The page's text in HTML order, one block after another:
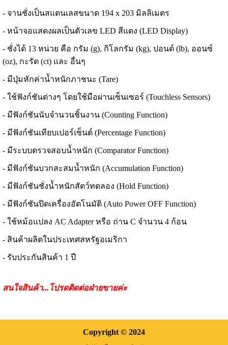
- จานชั่งเป็นสแตนเลสขนาด 194 x 203 มิลลิเมตร
- หน้าจอแสดงผลเป็นตัวเลข LED สีแดง (LED Display)
- ชั่งได้ 13 หน่วย คือ กรัม (g), กิโลกรัม (kg), ปอนด์ (lb), ออนซ์
(oz), กะรัต (ct) และ อื่นๆ
- มีปุ่มหักค่าน้ำหนักภาชนะ (Tare)
- ใช้ฟังก์ชันต่างๆ โดยใช้มือผ่านเซ็นเซอร์ (Touchless Sensors)
- มีฟังก์ชันนับจำนวนชิ้นงาน (Counting Function)
- มีฟังก์ชันเทียบเปอร์เซ็นต์ (Percentage Function)
- มีระบบตรวจสอบน้ำหนัก (Comparator Function)
- มีฟังก์ชันบวกสะสมน้ำหนัก (Accumulation Function)
- มีฟังก์ชันชั่งน้ำหนักสัตว์ทดลอง (Hold Function)
- มีฟังก์ชันปิดเครื่องอัตโนมัติ (Auto Power OFF Function)
- ใช้หม้อแปลง AC Adapter หรือ ถ่าน C จำนวน 4 ก้อน
- สินค้าผลิตในประเทศสหรัฐอเมริกา
- รับประกันสินค้า 1 ปี
สนใจสินค้า...โปรดติดต่อฝ่ายขายค่ะ
Copyright © 2024